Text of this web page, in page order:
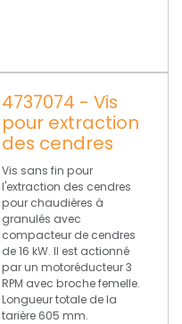
4737074 - Vis
pour extraction
des cendres
Vis sans fin pour
l'extraction des cendres
pour chaudières à
granulés avec
compacteur de cendres
de 16 kW. Il est actionné
par un motoréducteur 3
RPM avec broche femelle.
Longueur totale de la
tarière 605 mm.